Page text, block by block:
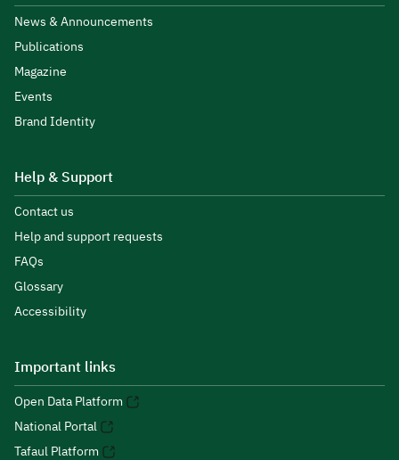
News & Announcements
Publications
Magazine
Events
Brand Identity
Help & Support
Contact us
Help and support requests
FAQs
Glossary
Accessibility
Important links
Open Data Platform
National Portal
Tafaul Platform